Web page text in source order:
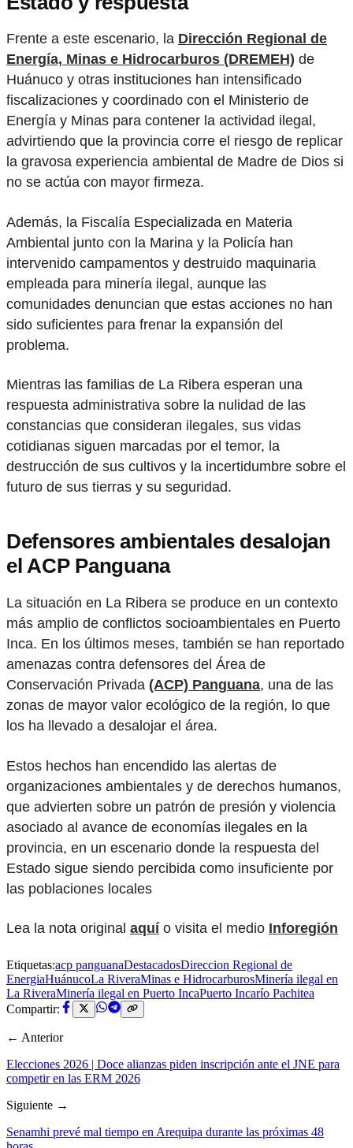
Frente a este escenario, la Dirección Regional de
Energía, Minas e Hidrocarburos (DREMEH) de
Huánuco y otras instituciones han intensificado
fiscalizaciones y coordinado con el Ministerio de
Energía y Minas para contener la actividad ilegal,
advirtiendo que la provincia corre el riesgo de replicar
la gravosa experiencia ambiental de Madre de Dios si
no se actúa con mayor firmeza.
Además, la Fiscalía Especializada en Materia
Ambiental junto con la Marina y la Policía han
intervenido campamentos y destruido maquinaria
empleada para minería ilegal, aunque las
comunidades denuncian que estas acciones no han
sido suficientes para frenar la expansión del
problema.
Mientras las familias de La Ribera esperan una
respuesta administrativa sobre la nulidad de las
constancias que consideran ilegales, sus vidas
cotidianas siguen marcadas por el temor, la
destrucción de sus cultivos y la incertidumbre sobre el
futuro de sus tierras y su seguridad.
Defensores ambientales desalojan
el ACP Panguana
La situación en La Ribera se produce en un contexto
más amplio de conflictos socioambientales en Puerto
Inca. En los últimos meses, también se han reportado
amenazas contra defensores del Área de
Conservación Privada (ACP) Panguana, una de las
zonas de mayor valor ecológico de la región, lo que
los ha llevado a desalojar el área.
Estos hechos han encendido las alertas de
organizaciones ambientales y de derechos humanos,
que advierten sobre un patrón de presión y violencia
asociado al avance de economías ilegales en la
provincia, en un escenario donde la respuesta del
Estado sigue siendo percibida como insuficiente por
las poblaciones locales
Lea la nota original aquí o visita el medio Inforegión
Etiquetas:acp panguanaDestacadosDireccion Regional de
EnergiaHuánucoLa RiveraMinas e HidrocarburosMinería ilegal en
La RiveraMinería ilegal en Puerto IncaPuerto Incarío Pachitea
Compartir:
← Anterior
Elecciones 2026 | Doce alianzas piden inscripción ante el JNE para
competir en las ERM 2026
Siguiente →
Senamhi prevé mal tiempo en Arequipa durante las próximas 48